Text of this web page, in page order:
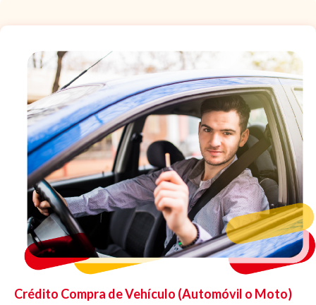
Crédito Compra de Vehículo (Automóvil o Moto)